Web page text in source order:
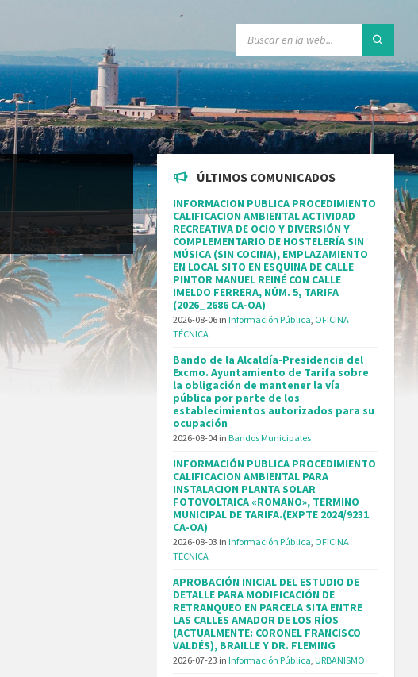
ÚLTIMOS COMUNICADOS
INFORMACION PUBLICA PROCEDIMIENTO
CALIFICACION AMBIENTAL ACTIVIDAD
RECREATIVA DE OCIO Y DIVERSIÓN Y
COMPLEMENTARIO DE HOSTELERÍA SIN
MÚSICA (SIN COCINA), EMPLAZAMIENTO
EN LOCAL SITO EN ESQUINA DE CALLE
PINTOR MANUEL REINÉ CON CALLE
IMELDO FERRERA, NÚM. 5, TARIFA
(2026_2686 CA-OA)
2026-08-06 inInformación Pública OFICINA
TÉCNICA
Bando de la Alcaldía-Presidencia del
Excmo. Ayuntamiento de Tarifa sobre
la obligación de mantener la vía
pública por parte de los
establecimientos autorizados para su
ocupación
2026-08-04 inBandos Municipales
INFORMACIÓN PUBLICA PROCEDIMIENTO
CALIFICACION AMBIENTAL PARA
INSTALACION PLANTA SOLAR
FOTOVOLTAICA «ROMANO», TERMINO
MUNICIPAL DE TARIFA.(EXPTE 2024/9231
CA-OA)
2026-08-03 inInformación Pública OFICINA
TÉCNICA
APROBACIÓN INICIAL DEL ESTUDIO DE
DETALLE PARA MODIFICACIÓN DE
RETRANQUEO EN PARCELA SITA ENTRE
LAS CALLES AMADOR DE LOS RÍOS
(ACTUALMENTE: CORONEL FRANCISCO
VALDÉS), BRAILLE Y DR. FLEMING
2026-07-23 inInformación Pública ,URBANISMO